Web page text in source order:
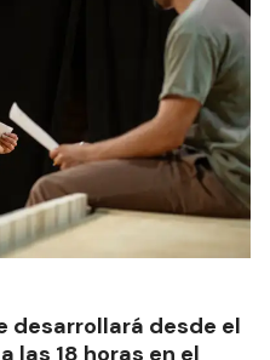
desarrollará desde el
las 18 horas en el